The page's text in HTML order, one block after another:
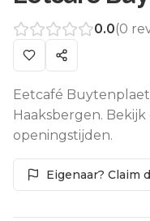
0.0(0
Eetcafé
Haaksbergen.
openingstijden.
Eigenaar? Claim